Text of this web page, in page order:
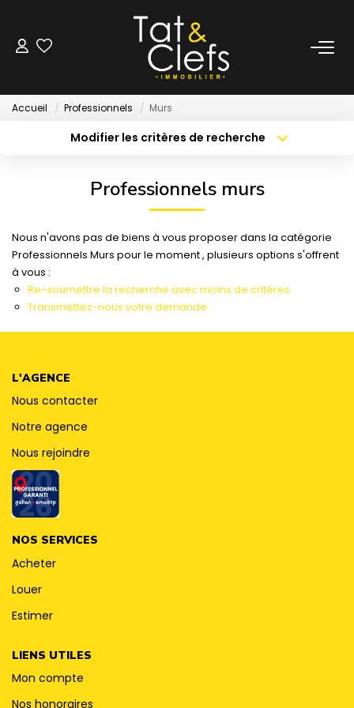
LOCATION
Nos Biens Loués
PARTENAIRE TRANSACTION
Accueil Professionnels Murs
Modifier les critères de recherche
Plus de critères Créer une alerte
Professionnels murs
Nous n'avons pas de biens à vous proposer dans la catégorie
Professionnels Murs pour le moment , plusieurs options s'offrent
à vous :
Re-soumettre la recherche avec moins de critères.
Transmettez-nous votre demande
L'AGENCE
Nous contacter
Notre agence
Nous rejoindre
NOS SERVICES
Acheter
Louer
Estimer
LIENS UTILES
Mon compte
Nos honoraires